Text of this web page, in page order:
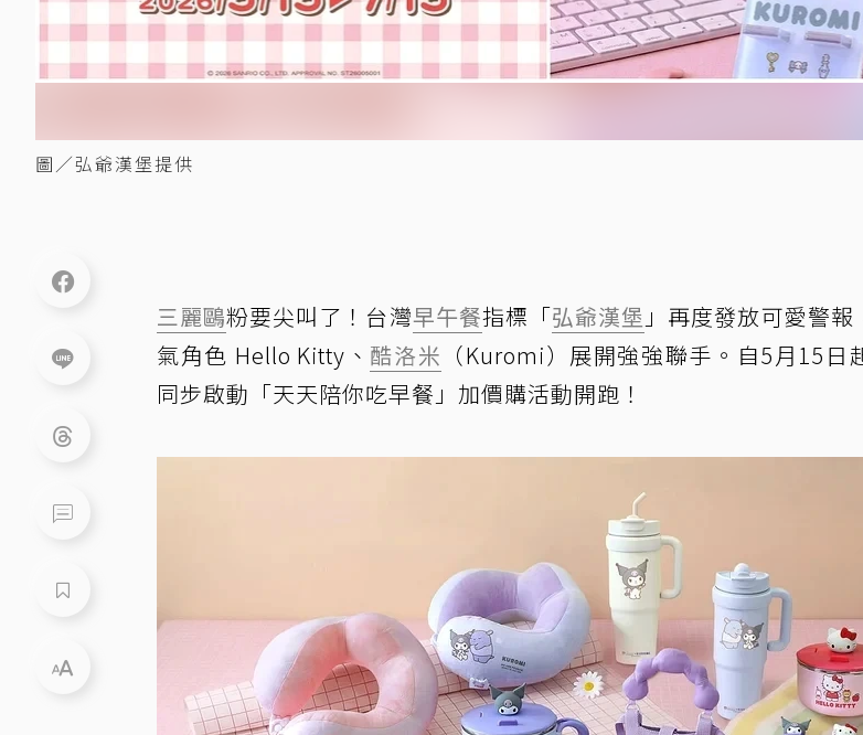
圖／弘爺漢堡提供
三麗鷗粉要尖叫了！台灣早午餐指標「弘爺漢堡 」再度發放可愛警
氣角色 Hello Kitty、 酷洛米 （Kuromi）展開強強聯手。自5月15日
同步啟動「天天陪你吃早餐」加價購活動開跑！